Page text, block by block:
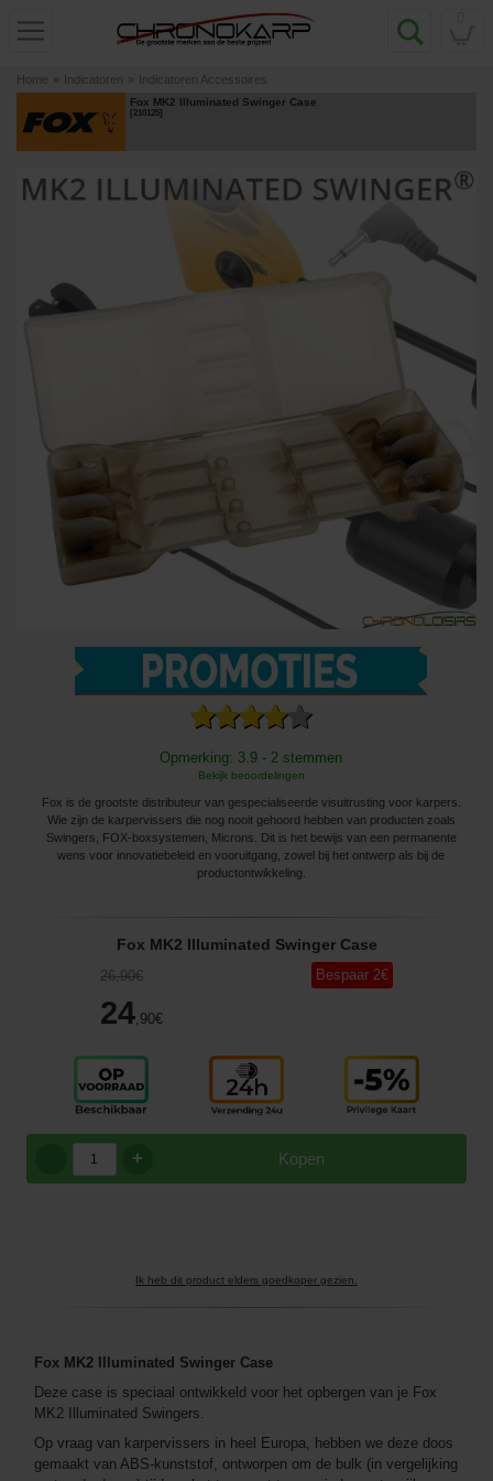
Home » Indicatoren » Indicatoren Accessoires
Fox MK2 Illuminated Swinger Case
[210125]
Opmerking: 3.9 - 2 stemmen
Bekijk beoordelingen
Fox is de grootste distributeur van gespecialiseerde visuitrusting voor karpers.
Wie zijn de karpervissers die nog nooit gehoord hebben van producten zoals
Swingers, FOX-boxsystemen, Microns. Dit is het bewijs van een permanente
wens voor innovatiebeleid en vooruitgang, zowel bij het ontwerp als bij de
productontwikkeling.
Fox MK2 Illuminated Swinger Case
26,90€
24 ,90€
Bespaar 2€
Kopen
+
Ik heb dit product elders goedkoper gezien.
Fox MK2 Illuminated Swinger Case
Deze case is speciaal ontwikkeld voor het opbergen van je Fox
MK2 Illuminated Swingers.
Op vraag van karpervissers in heel Europa, hebben we deze doos
gemaakt van ABS-kunststof, ontworpen om de bulk (in vergelijking